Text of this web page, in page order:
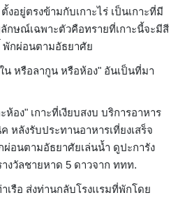
งอยู่ตรงข้ามกับเกาะไร่ เป็นเกาะที่มี
กษณ์เฉพาะตัวคือทรายที่เกาะนี้จะมีสี
พักผ่อนตามอัธยาศัย
น หรือลากูน หรือห้อง" อันเป็นที่มา
ห้อง" เกาะที่เงียบสงบ บริการอาหาร
หลังรับประทานอาหารเที่ยงเสร็จ
อนตามอัธยาศัยเล่นน้ำ ดูปะการัง
งวัลชายหาด 5 ดาวจาก ททท.
เรือ ส่งท่านกลับโรงเเรมที่พักโดย